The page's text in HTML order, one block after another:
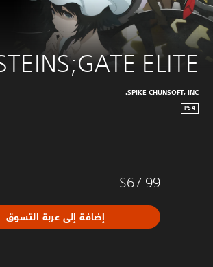
STEINS;GATE ELITE
SPIKE CHUNSOFT, INC.
PS4
$67.99
إضافة إلى عربة التسوق